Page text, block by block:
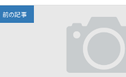
前の記事